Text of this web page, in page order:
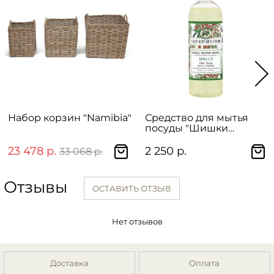
Набор корзин "Namibia"
23 478 р. 33 068 р.
Средство для мытья
посуды "Шишки
2 250 р.
Отзывы ОСТАВИТЬ ОТЗЫВ
Нет отзывов
Доставка Оплата